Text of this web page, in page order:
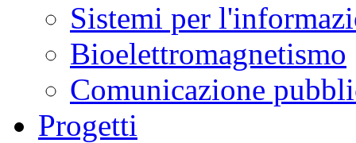
Sistemi per
Bioelettromagnetismo
Comunicazione
Progetti